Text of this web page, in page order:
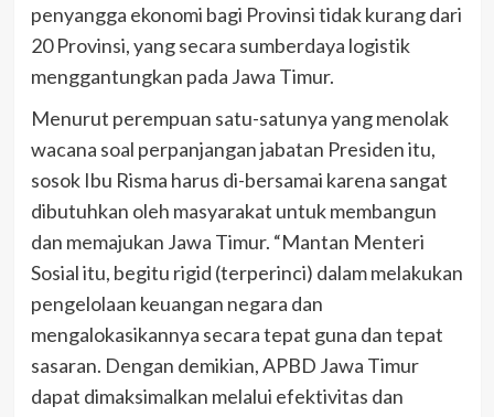
penyangga ekonomi bagi Provinsi tidak kurang dari
20 Provinsi, yang secara sumberdaya logistik
menggantungkan pada Jawa Timur.
Menurut perempuan satu-satunya yang menolak
wacana soal perpanjangan jabatan Presiden itu,
sosok Ibu Risma harus di-bersamai karena sangat
dibutuhkan oleh masyarakat untuk membangun
dan memajukan Jawa Timur. “Mantan Menteri
Sosial itu, begitu rigid (terperinci) dalam melakukan
pengelolaan keuangan negara dan
mengalokasikannya secara tepat guna dan tepat
sasaran. Dengan demikian, APBD Jawa Timur
dapat dimaksimalkan melalui efektivitas dan